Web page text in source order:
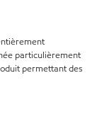
particulièrement
permettant des